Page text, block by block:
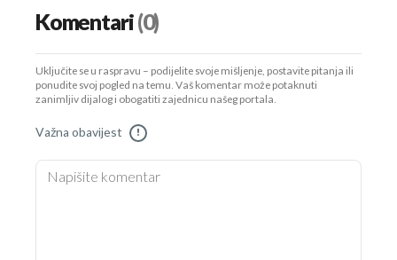
Komentari(0)
Uključite se u raspravu – podijelite svoje mišljenje, postavite pitanja ili
ponudite svoj pogled na temu. Vaš komentar može potaknuti
zanimljiv dijalog i obogatiti zajednicu našeg portala.
Važna obavijest !